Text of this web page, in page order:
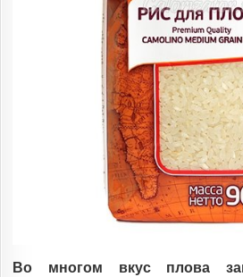
Во многом вкус плова